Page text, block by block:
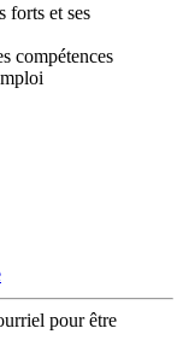
forts et ses
compétences
pour être